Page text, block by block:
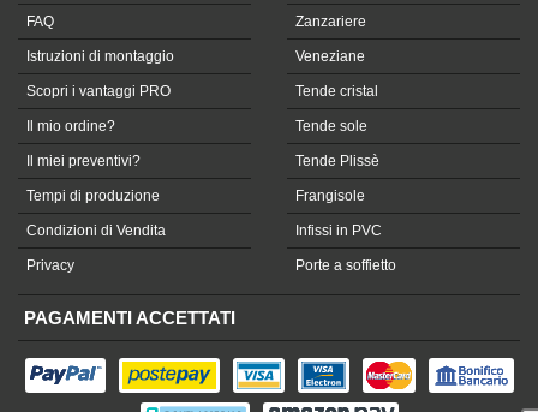
FAQ
Istruzioni di montaggio
Scopri i vantaggi PRO
Il mio ordine?
Il miei preventivi?
Tempi di produzione
Condizioni di Vendita
Privacy
Zanzariere
Veneziane
Tende cristal
Tende sole
Tende Plissè
Frangisole
Infissi in PVC
Porte a soffietto
PAGAMENTI ACCETTATI